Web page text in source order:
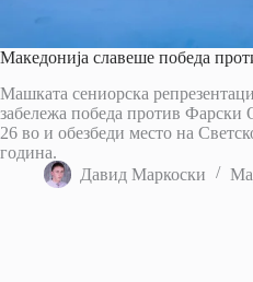
Македонија славеше победа
Машката сениорска
забележа победа против Фарски
26 во и обезбеди место на
година.
Давид Маркоски